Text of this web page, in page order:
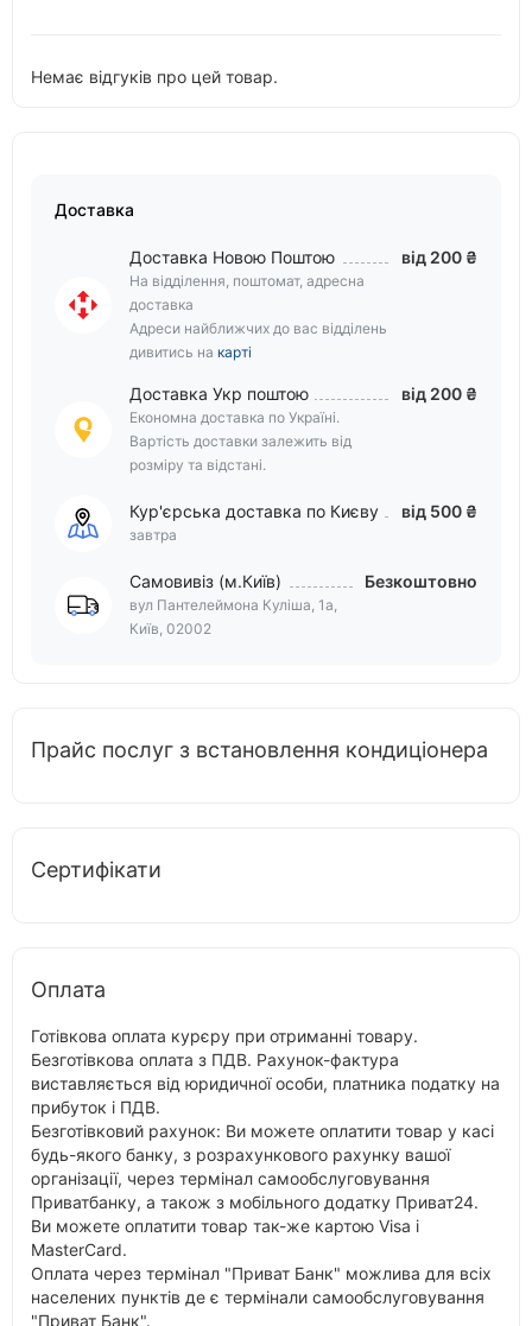
Немає відгуків про цей товар.
Доставка
Доставка Новою Поштою
На відділення, поштомат, адресна
доставка
Адреси найближчих до вас відділень
дивитись на карті
від 200 ₴
Доставка Укр поштою
Економна доставка по Україні.
Вартість доставки залежить від
розміру та відстані.
від 200 ₴
Кур'єрська доставка по Києву
завтра
від 500 ₴
Самовивіз (м.Київ)
вул Пантелеймона Куліша, 1а,
Київ, 02002
Безкоштовно
Прайс послуг з встановлення кондиціонера
Сертифікати
Оплата
Готівкова оплата курєру при отриманні товару.
Безготівкова оплата з ПДВ. Рахунок-фактура
виставляється від юридичної особи, платника податку на
прибуток і ПДВ.
Безготівковий рахунок: Ви можете оплатити товар у касі
будь-якого банку, з розрахункового рахунку вашої
організації, через термінал самообслуговування
Приватбанку, а також з мобільного додатку Приват24.
Ви можете оплатити товар так-же картою Visa і
MasterCard.
Оплата через термінал "Приват Банк" можлива для всіх
населених пунктів де є термінали самообслуговування
"Приват Банк".